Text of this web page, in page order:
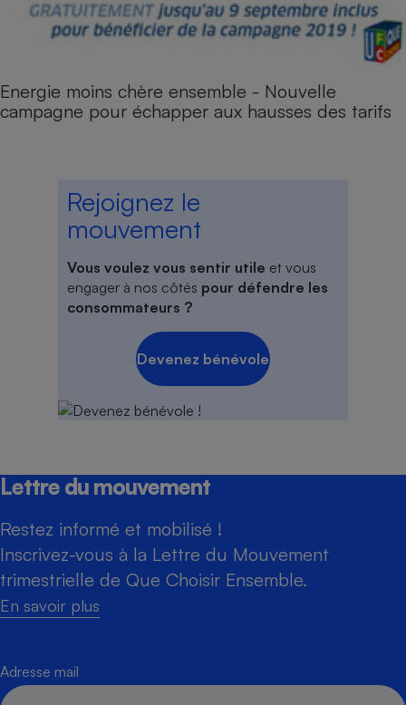
Energie moins chère ensemble - Nouvelle
campagne pour échapper aux hausses des tarifs
Rejoignez le
mouvement
Vous voulez vous sentir utile et vous
engager à nos côtés pour défendre les
consommateurs ?
Devenez bénévole
Lettre du mouvement
Restez informé et mobilisé !
Inscrivez-vous à la Lettre du Mouvement
trimestrielle de Que Choisir Ensemble.
En savoir plus
Adresse mail